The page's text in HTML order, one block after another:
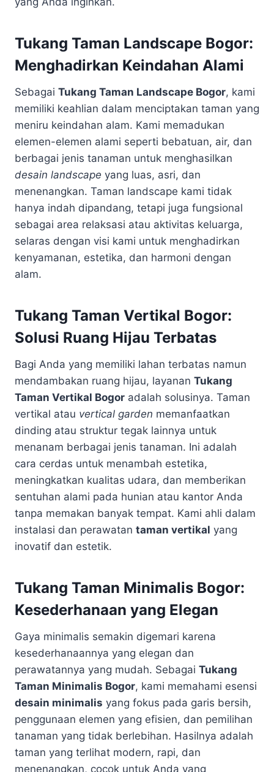
Tukang Taman Landscape Bogor:
Menghadirkan Keindahan Alami
Sebagai Tukang Taman Landscape Bogor, kami
memiliki keahlian dalam menciptakan taman yang
meniru keindahan alam. Kami memadukan
elemen-elemen alami seperti bebatuan, air, dan
berbagai jenis tanaman untuk menghasilkan
desain landscape yang luas, asri, dan
menenangkan. Taman landscape kami tidak
hanya indah dipandang, tetapi juga fungsional
sebagai area relaksasi atau aktivitas keluarga,
selaras dengan visi kami untuk menghadirkan
kenyamanan, estetika, dan harmoni dengan
alam.
Tukang Taman Vertikal Bogor:
Solusi Ruang Hijau Terbatas
Bagi Anda yang memiliki lahan terbatas namun
mendambakan ruang hijau, layanan Tukang
Taman Vertikal Bogor adalah solusinya. Taman
vertikal atau vertical garden memanfaatkan
dinding atau struktur tegak lainnya untuk
menanam berbagai jenis tanaman. Ini adalah
cara cerdas untuk menambah estetika,
meningkatkan kualitas udara, dan memberikan
sentuhan alami pada hunian atau kantor Anda
tanpa memakan banyak tempat. Kami ahli dalam
instalasi dan perawatan taman vertikal yang
inovatif dan estetik.
Tukang Taman Minimalis Bogor:
Kesederhanaan yang Elegan
Gaya minimalis semakin digemari karena
kesederhanaannya yang elegan dan
perawatannya yang mudah. Sebagai Tukang
Taman Minimalis Bogor, kami memahami esensi
desain minimalis yang fokus pada garis bersih,
penggunaan elemen yang efisien, dan pemilihan
tanaman yang tidak berlebihan. Hasilnya adalah
taman yang terlihat modern, rapi, dan
menenangkan, cocok untuk Anda yang